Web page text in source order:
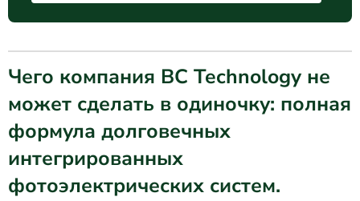
Чего компания BC Technology не
может сделать в одиночку: полная
формула долговечных
интегрированных
фотоэлектрических систем.